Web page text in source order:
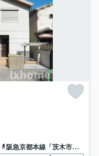
阪急京都本線「茨木市」駅 徒歩15分